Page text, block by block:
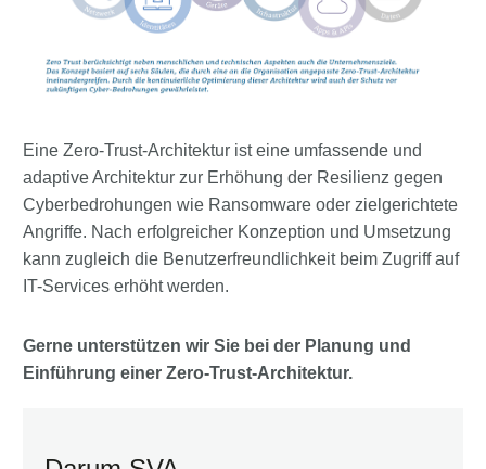
Eine Zero-Trust-Architektur ist eine umfassende und
adaptive Architektur zur Erhöhung der Resilienz gegen
Cyberbedrohungen wie Ransomware oder zielgerichtete
Angriffe. Nach erfolgreicher Konzeption und Umsetzung
kann zugleich die Benutzerfreundlichkeit beim Zugriff auf
IT-Services erhöht werden.
Gerne unterstützen wir Sie bei der Planung und
Einführung einer Zero-Trust-Architektur.